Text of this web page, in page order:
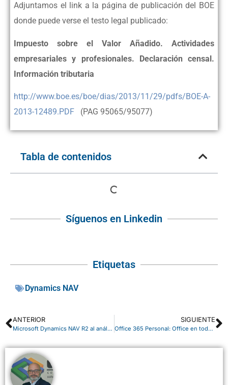
Adjuntamos el link a la página de publicación del BOE
donde puede verse el testo legal publicado:
Impuesto sobre el Valor Añadido. Actividades
empresariales y profesionales. Declaración censal.
Información tributaria
http://www.boe.es/boe/dias/2013/11/29/pdfs/BOE-A-
2013-12489.PDF (PAG 95065/95077)
Tabla de contenidos
Síguenos en Linkedin
Etiquetas
Dynamics NAV
ANTERIOR
Microsoft Dynamics NAV R2 al análisis
SIGUIENTE
Office 365 Personal: Office en todas partes.